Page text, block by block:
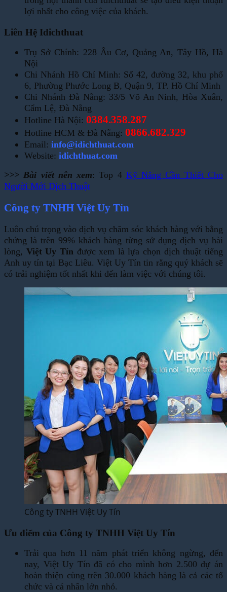
lợi nhất cho công việc của khách.
Liên Hệ Idichthuat
Trụ Sở Chính: 228 Âu Cơ, Quảng An, Tây Hồ, Hà
Nội
Chi Nhánh Hồ Chí Minh: Số 42, đường 32, khu phố
6, Phường Phước Long B, Quận 9, TP. Hồ Chí Minh
Chi Nhánh Đà Nẵng: 33/5 Võ An Ninh, Hòa Xuân,
Cẩm Lệ, Đà Nẵng
Hotline Hà Nội: 0384.358.287
Hotline HCM & Đà Nẵng: 0866.682.329
Email: info@idichthuat.com
Website: idichthuat.com
>>> Bài viết nên xem: Top 4 Kỹ Năng Cần Thiết Cho
Người Mới Dịch Thuật
Công ty TNHH Việt Uy Tín
Luôn chú trọng vào dịch vụ chăm sóc khách hàng với bằng
chứng là trên 99% khách hàng từng sử dụng dịch vụ hài
lòng, Việt Uy Tín được xem là lựa chọn dịch thuật tiếng
Anh uy tín tại Bạc Liêu. Việt Uy Tín tin rằng quý khách sẽ
có trải nghiệm tốt nhất khi đến làm việc với chúng tôi.
Công ty TNHH Việt Uy Tín
Ưu điểm của Công ty TNHH Việt Uy Tín
Trải qua hơn 11 năm phát triển không ngừng, đến
nay, Việt Uy Tín đã có cho mình hơn 2.500 dự án
hoàn thiện cùng trên 30.000 khách hàng là cả các tổ
chức và cá nhân lớn nhỏ.